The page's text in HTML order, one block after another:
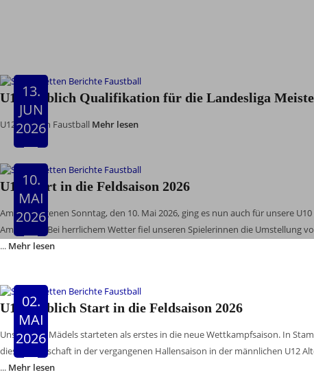
U12 weiblich Qualifikation für die Landesliga
13.
JUN
2026
U12 weiblich Faustball Mehr lesen
U10 Start in die Feldsaison 2026
10.
MAI
2026
Am vergangenen Sonntag, den 10. Mai 2026, ging es nun auch für unsere
Amstetten. Bei herrlichem Wetter fiel unseren Spielerinnen die Umstellung
... Mehr lesen
U12 weiblich Start in die Feldsaison 2026
02.
MAI
2026
Unsere U12 Mädels starteten als erstes in die neue Wettkampfsaison. In
diese Mannschaft in der vergangenen Hallensaison in der männlichen U12
... Mehr lesen